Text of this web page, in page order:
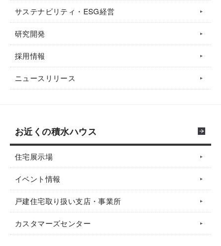
サステナビリティ・ESG経営
研究開発
採用情報
ニュースリリース
お近くの積水ハウス
住宅展示場
イベント情報
戸建住宅取り扱い支店・事業所
カスタマーズセンター